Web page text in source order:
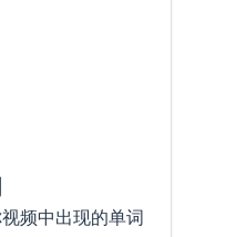
频中出现的单词